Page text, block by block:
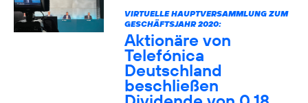
VIRTUELLE HAUPTVERSAMMLUNG ZUM
GESCHÄFTSJAHR 2020:
Aktionäre von
Telefónica
Deutschland
beschließen